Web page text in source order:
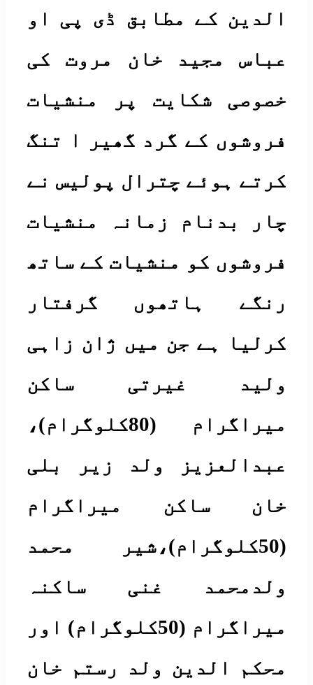
کے مطابق ڈی پی او
مجید خان مروت کی
شکایت پر منشیات
کے گرد گھیر ا تنگ
ہوئے چترال پولیس نے
بدنام زمانہ منشیات
کو منشیات کے ساتھ
ہاتھوں گرفتار
ہے جن میں ژان زاہی
غیرتی ساکن
میراگرام (80کلوگرام)،
ولد زیر بلی
ساکن میراگرام
(50کلوگرام)،شیر محمد
غنی ساکنہ
میراگرام (50کلوگرام) اور
الدین ولد رستم خان